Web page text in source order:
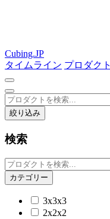
Cubing.JP
タイムライン プロダクト
絞り込み
検索
カテゴリー
3x3x3
2x2x2